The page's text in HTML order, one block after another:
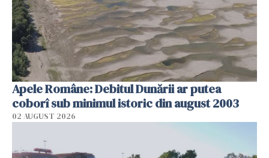
Apele Române: Debitul Dunării ar putea
coborî sub minimul istoric din august 2003
02 AUGUST 2026